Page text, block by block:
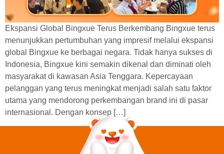
Ekspansi Global Bingxue Terus Berkembang Bingxue terus
menunjukkan pertumbuhan yang impresif melalui ekspansi
global Bingxue ke berbagai negara. Tidak hanya sukses di
Indonesia, Bingxue kini semakin dikenal dan diminati oleh
masyarakat di kawasan Asia Tenggara. Kepercayaan
pelanggan yang terus meningkat menjadi salah satu faktor
utama yang mendorong perkembangan brand ini di pasar
internasional. Dengan konsep […]